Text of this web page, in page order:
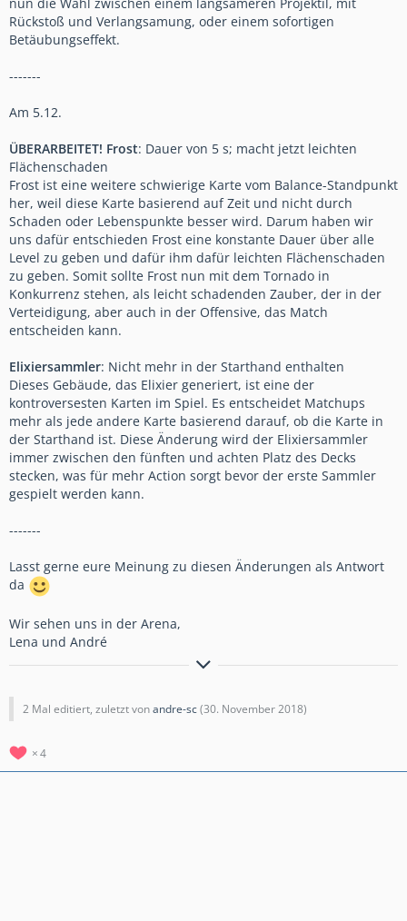
Rückstoß und Verlangsamung, oder einem sofortigen
Betäubungseffekt.
-------
Am 5.12.
ÜBERARBEITET! Frost: Dauer von 5 s; macht jetzt leichten
Flächenschaden
Frost ist eine weitere schwierige Karte vom Balance-Standpunkt
her, weil diese Karte basierend auf Zeit und nicht durch
Schaden oder Lebenspunkte besser wird. Darum haben wir
uns dafür entschieden Frost eine konstante Dauer über alle
Level zu geben und dafür ihm dafür leichten Flächenschaden
zu geben. Somit sollte Frost nun mit dem Tornado in
Konkurrenz stehen, als leicht schadenden Zauber, der in der
Verteidigung, aber auch in der Offensive, das Match
entscheiden kann.
Elixiersammler: Nicht mehr in der Starthand enthalten
Dieses Gebäude, das Elixier generiert, ist eine der
kontroversesten Karten im Spiel. Es entscheidet Matchups
mehr als jede andere Karte basierend darauf, ob die Karte in
der Starthand ist. Diese Änderung wird der Elixiersammler
immer zwischen den fünften und achten Platz des Decks
stecken, was für mehr Action sorgt bevor der erste Sammler
gespielt werden kann.
-------
Lasst gerne eure Meinung zu diesen Änderungen als Antwort
da
Wir sehen uns in der Arena,
Lena und André
Findet Clash Royale in den sozialen Medien:
Twitter
Und immer schön "Neues bei Royale" checken
2 Mal editiert, zuletzt vonandre-sc(30. November 2018)
4